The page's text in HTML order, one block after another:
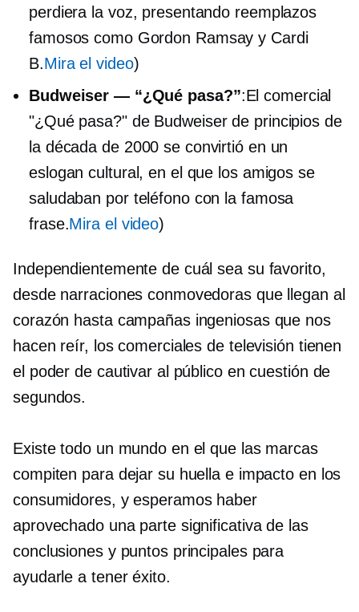
perdiera la voz, presentando reemplazos
famosos como Gordon Ramsay y Cardi
B.Mira el video)
Budweiser — “¿Qué pasa?”:El comercial
"¿Qué pasa?" de Budweiser de principios de
la década de 2000 se convirtió en un
eslogan cultural, en el que los amigos se
saludaban por teléfono con la famosa
frase.Mira el video)
Independientemente de cuál sea su favorito,
desde narraciones conmovedoras que llegan al
corazón hasta campañas ingeniosas que nos
hacen reír, los comerciales de televisión tienen
el poder de cautivar al público en cuestión de
segundos.
Existe todo un mundo en el que las marcas
compiten para dejar su huella e impacto en los
consumidores, y esperamos haber
aprovechado una parte significativa de las
conclusiones y puntos principales para
ayudarle a tener éxito.